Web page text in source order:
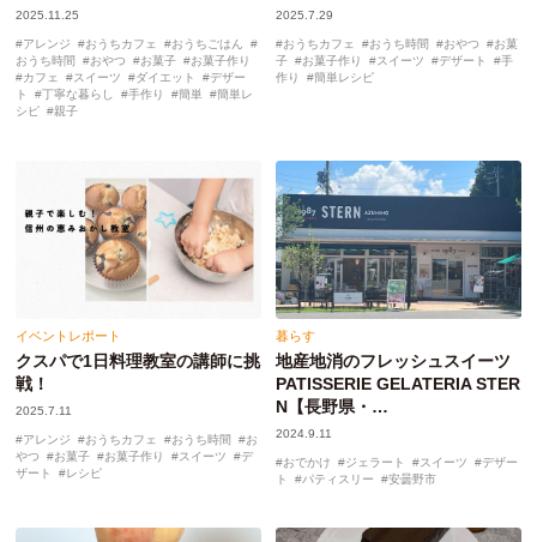
2025.11.25
アレンジ おうちカフェ
おうちごはん
おうち時間
おやつ お菓子
お菓子作り
カフェ
スイーツ ダイエット
デザー
ト
丁寧な暮らし 手作り 簡単
簡単レ
シピ
親子
2025.7.29
おうちカフェ おうち時間 おやつ
お菓
子
お菓子作り スイーツ デザート
手
作り
簡単レシピ
イベントレポート
クスパで1日料理教室の講師に挑
戦！
2025.7.11
アレンジ おうちカフェ おうち時間
お
やつ
お菓子 お菓子作り スイーツ
デ
ザート
レシピ
暮らす
地産地消のフレッシュスイーツ
PATISSERIE GELATERIA STER
N【長野県・…
2024.9.11
おでかけ ジェラート スイーツ
デザー
ト
パティスリー 安曇野市